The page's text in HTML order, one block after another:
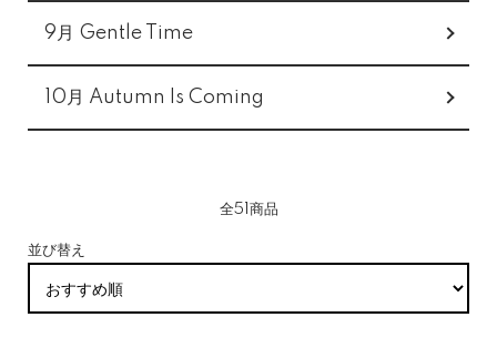
9月 Gentle Time
10月 Autumn Is Coming
全51商品
並び替え